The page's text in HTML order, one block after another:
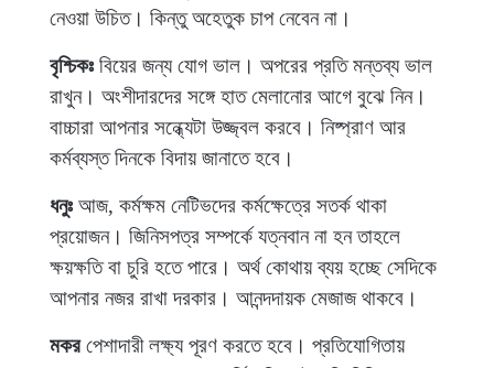
নেওয়া উচিত। কিন্তু অহেতুক চাপ নেবেন না।
বৃশ্চিকঃ বিয়ের জন্য যোগ ভাল। অপরের প্রতি মন্তব্য ভাল
রাখুন। অংশীদারদের সঙ্গে হাত মেলানোর আগে বুঝে নিন।
বাচ্চারা আপনার সন্ধ্যেটা উজ্জ্বল করবে। নিষ্প্রাণ আর
কর্মব্যস্ত দিনকে বিদায় জানাতে হবে।
ধনুঃ আজ, কর্মক্ষম নেটিভদের কর্মক্ষেত্রে সতর্ক থাকা
প্রয়োজন। জিনিসপত্র সম্পর্কে যত্নবান না হন তাহলে
ক্ষয়ক্ষতি বা চুরি হতে পারে। অর্থ কোথায় ব্যয় হচ্ছে সেদিকে
আপনার নজর রাখা দরকার। আনন্দদায়ক মেজাজ থাকবে।
মকরপেশাদারী লক্ষ্য পূরণ করতে হবে। প্রতিযোগিতায়